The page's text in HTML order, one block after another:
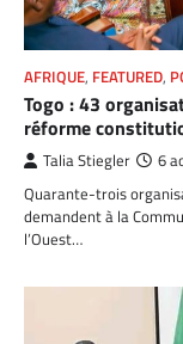
AFRIQUE, FEATURED,
Togo : 43
réforme
Talia Stiegler 6
Quarante-trois
demandent à la
l’Ouest…